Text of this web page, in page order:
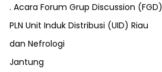
. Acara Forum Grup Discussion (FGD)
PLN Unit Induk Distribusi (UID) Riau
dan Nefrologi
Jantung